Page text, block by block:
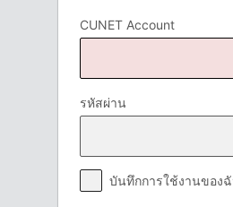
CUNET Account
รหัสผ่าน
บันทึกการใช้งานของ